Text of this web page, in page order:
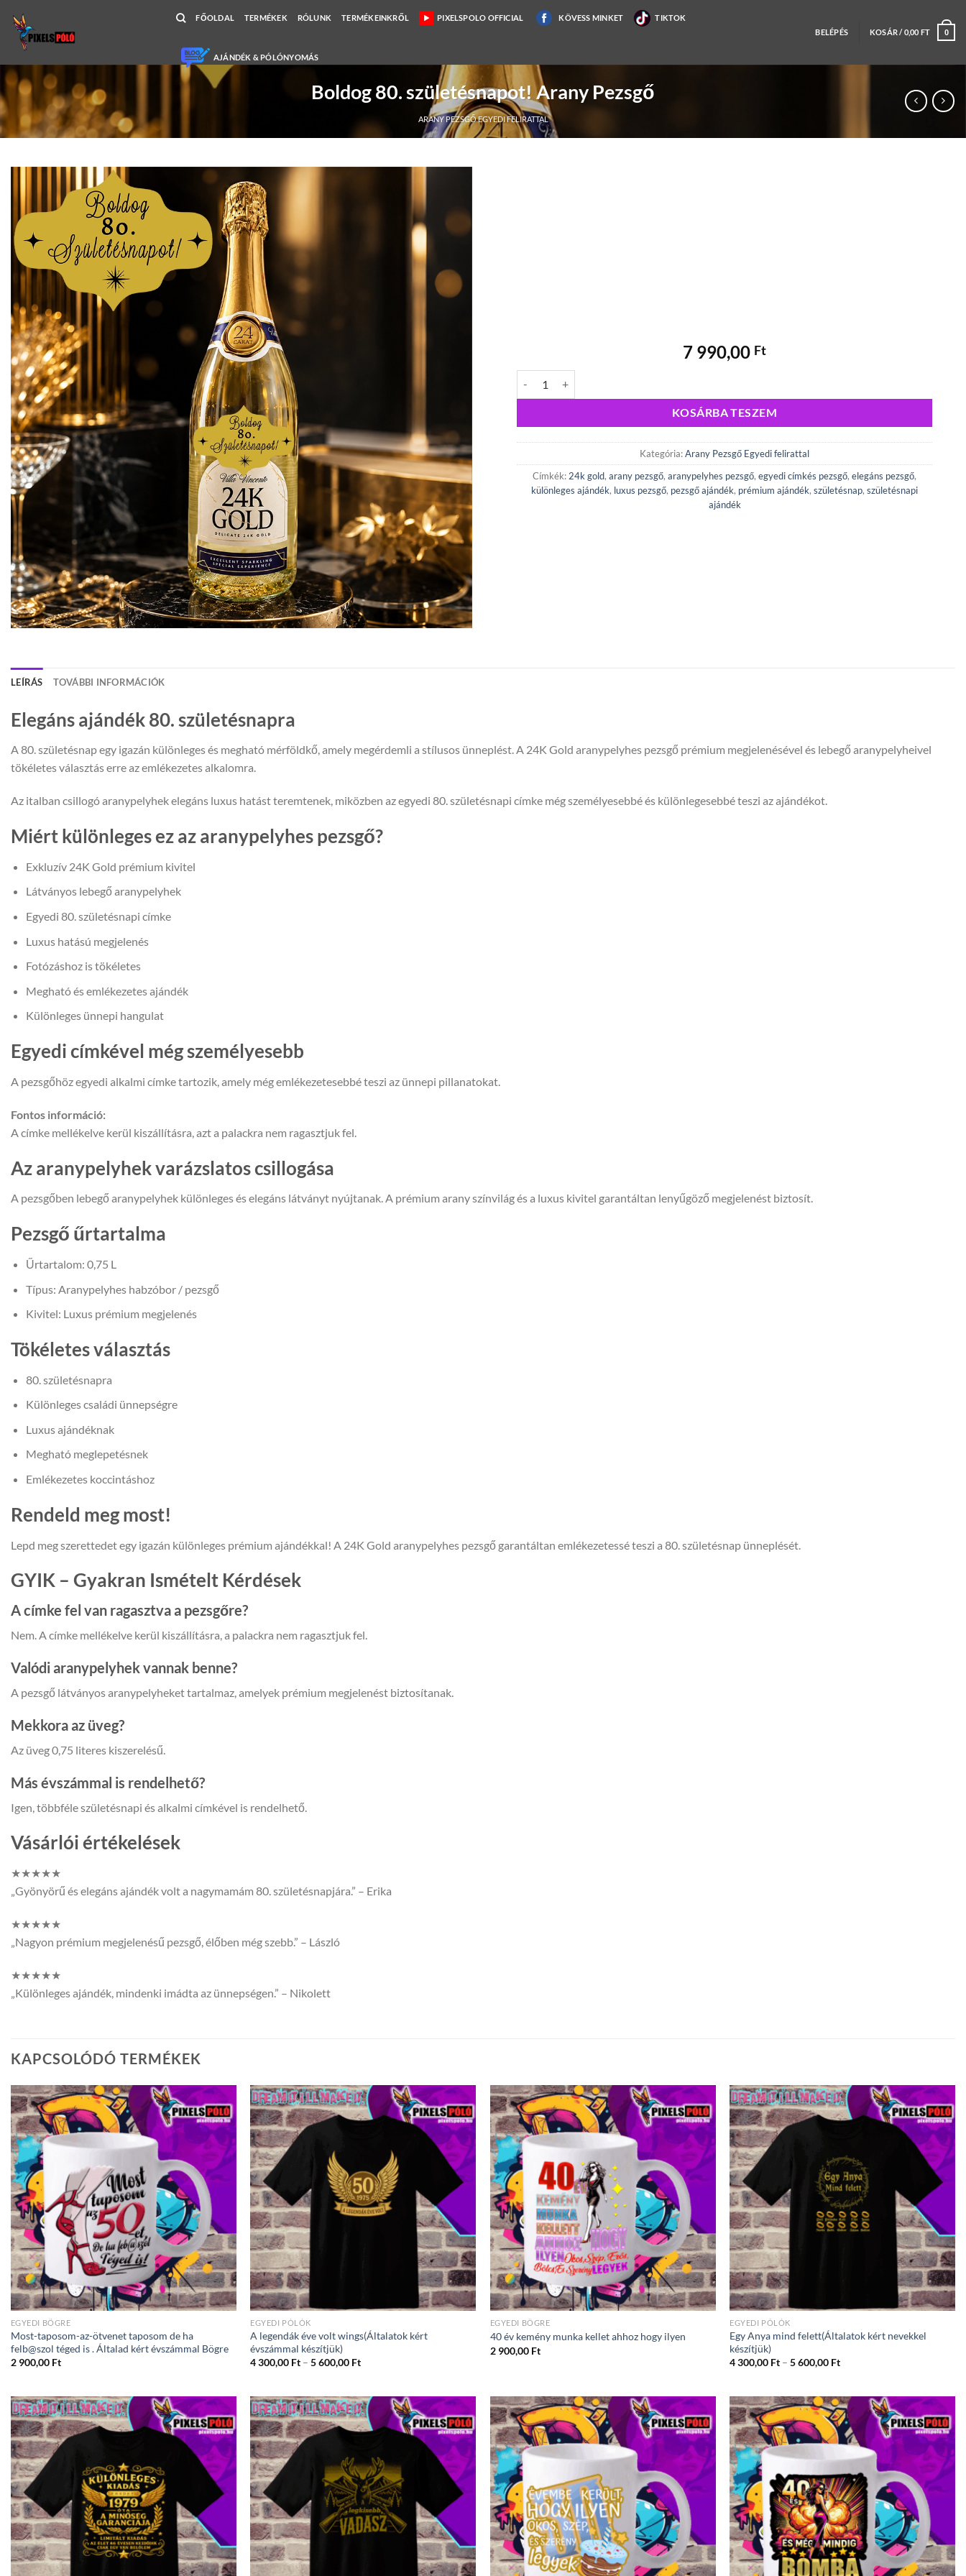
content
FŐOLDAL TERMÉKEK RÓLUNK TERMÉKEINKRŐL PIXELSPOLO OFFICIAL KÖVESS MINKET TIKTOK
AJÁNDÉK & PÓLÓNYOMÁS
BELÉPÉS KOSÁR /0,00 FT 0
Boldog 80. születésnapot! Arany Pezsgő
ARANY PEZSGŐ EGYEDI FELIRATTAL
7 990,00 Ft
KOSÁRBA TESZEM
Kategória:Arany Pezsgő Egyedi felirattal
Címkék: 24k gold, arany pezsgő, aranypelyhes pezsgő, egyedi címkés pezsgő, elegáns pezsgő,
különleges ajándék, luxus pezsgő, pezsgő ajándék, prémium ajándék, születésnap, születésnapi
ajándék
LEÍRÁS TOVÁBBI INFORMÁCIÓK
Elegáns ajándék 80. születésnapra
A 80. születésnap egy igazán különleges és megható mérföldkő, amely megérdemli a stílusos ünneplést. A 24K Gold aranypelyhes pezsgő prémium megjelenésével és lebegő aranypelyheivel
tökéletes választás erre az emlékezetes alkalomra.
Az italban csillogó aranypelyhek elegáns luxus hatást teremtenek, miközben az egyedi 80. születésnapi címke még személyesebbé és különlegesebbé teszi az ajándékot.
Miért különleges ez az aranypelyhes pezsgő?
Exkluzív 24K Gold prémium kivitel
Látványos lebegő aranypelyhek
Egyedi 80. születésnapi címke
Luxus hatású megjelenés
Fotózáshoz is tökéletes
Megható és emlékezetes ajándék
Különleges ünnepi hangulat
Egyedi címkével még személyesebb
A pezsgőhöz egyedi alkalmi címke tartozik, amely még emlékezetesebbé teszi az ünnepi pillanatokat.
Fontos információ:
A címke mellékelve kerül kiszállításra, azt a palackra nem ragasztjuk fel.
Az aranypelyhek varázslatos csillogása
A pezsgőben lebegő aranypelyhek különleges és elegáns látványt nyújtanak. A prémium arany színvilág és a luxus kivitel garantáltan lenyűgöző megjelenést biztosít.
Pezsgő űrtartalma
Űrtartalom: 0,75 L
Típus: Aranypelyhes habzóbor / pezsgő
Kivitel: Luxus prémium megjelenés
Tökéletes választás
80. születésnapra
Különleges családi ünnepségre
Luxus ajándéknak
Megható meglepetésnek
Emlékezetes koccintáshoz
Rendeld meg most!
Lepd meg szerettedet egy igazán különleges prémium ajándékkal! A 24K Gold aranypelyhes pezsgő garantáltan emlékezetessé teszi a 80. születésnap ünneplését.
GYIK – Gyakran Ismételt Kérdések
A címke fel van ragasztva a pezsgőre?
Nem. A címke mellékelve kerül kiszállításra, a palackra nem ragasztjuk fel.
Valódi aranypelyhek vannak benne?
A pezsgő látványos aranypelyheket tartalmaz, amelyek prémium megjelenést biztosítanak.
Mekkora az üveg?
Az üveg 0,75 literes kiszerelésű.
Más évszámmal is rendelhető?
Igen, többféle születésnapi és alkalmi címkével is rendelhető.
Vásárlói értékelések
★★★★★
„Gyönyörű és elegáns ajándék volt a nagymamám 80. születésnapjára.” – Erika
★★★★★
„Nagyon prémium megjelenésű pezsgő, élőben még szebb.” – László
★★★★★
„Különleges ajándék, mindenki imádta az ünnepségen.” – Nikolett
KAPCSOLÓDÓ TERMÉKEK
EGYEDI BÖGRE
Most-taposom-az-ötvenet taposom de ha
felb@szol téged is . Általad kért évszámmal Bögre
2 900,00 Ft
EGYEDI PÓLÓK
A legendák éve volt wings(Általatok kért
évszámmal készítjük)
4 300,00 Ft – 5 600,00 FtÁrtartomány:
5
600,00 Ft
EGYEDI BÖGRE
40 év kemény munka kellet ahhoz hogy ilyen
2 900,00 Ft
EGYEDI PÓLÓK
Egy Anya mind felett(Általatok kért nevekkel
készítjük)
4 300,00 Ft – 5 600,00 FtÁrtartomány:
5
600,00 Ft